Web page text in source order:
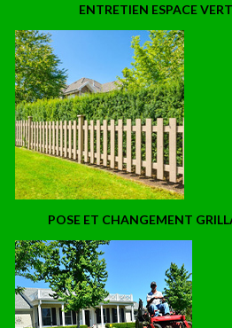
ENTRETIEN ESPACE
POSE ET CHANGEMENT